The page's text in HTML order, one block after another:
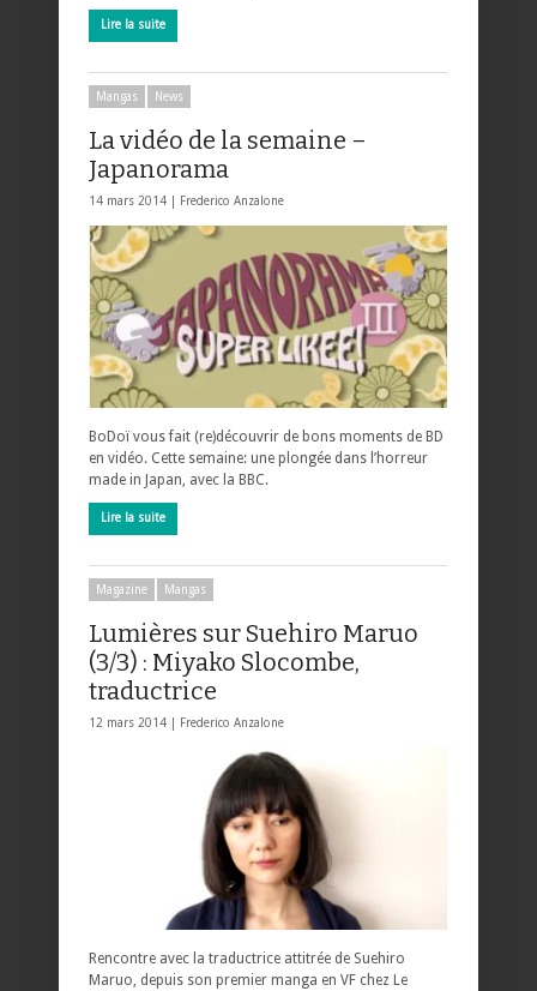
Lire la suite
Mangas News
La vidéo de la semaine –
Japanorama
14 mars 2014 | Frederico Anzalone
BoDoï vous fait (re)découvrir de bons moments de BD
en vidéo. Cette semaine: une plongée dans l’horreur
made in Japan, avec la BBC.
Lire la suite
Magazine Mangas
Lumières sur Suehiro Maruo
(3/3) : Miyako Slocombe,
traductrice
12 mars 2014 | Frederico Anzalone
Rencontre avec la traductrice attitrée de Suehiro
Maruo, depuis son premier manga en VF chez Le